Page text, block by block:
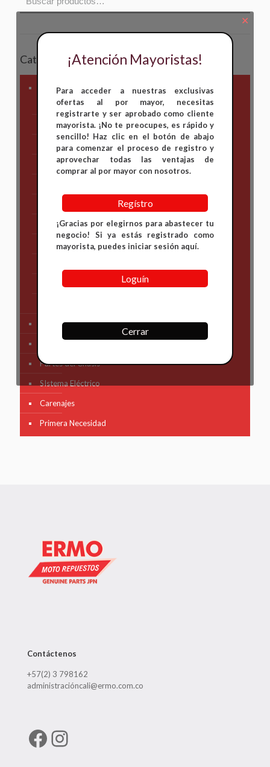
Categorías
Marca Motocicleta
Otros
Kymco
Bajaj
KAWASAKI
KTM
TVS
Tren Delantero
Partes de Motor
Partes del Chasis
SIstema Eléctrico
Carenajes
Primera Necesidad
Contáctenos
+57(2) 3 798162
administracióncali@ermo.com.co
Facebook
Instagram
✕
¡Atención Mayoristas!
Para acceder a nuestras exclusivas
ofertas al por mayor, necesitas
registrarte y ser aprobado como cliente
mayorista. ¡No te preocupes, es rápido y
sencillo! Haz clic en el botón de abajo
para comenzar el proceso de registro y
aprovechar todas las ventajas de
comprar al por mayor con nosotros.
Regístro
¡Gracias por elegirnos para abastecer tu
negocio! Si ya estás registrado como
mayorista, puedes iniciar sesión aquí.
Loguín
Cerrar